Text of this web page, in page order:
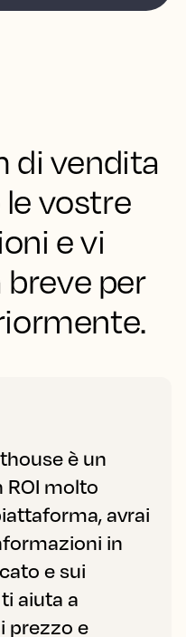
di vendita
vostre
e vi
per
è un
molto
avrai
in
e sui
aiuta a
prezzo e